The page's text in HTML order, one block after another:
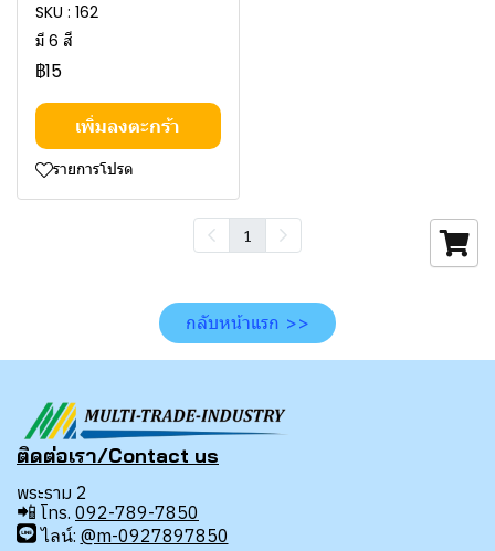
SKU : 162
มี 6 สี
฿15
เพิ่มลงตะกร้า
รายการโปรด
1
กลับหน้าแรก >>
ติดต่อเรา/Contact us
พระราม 2
📲 โทร. 092-789-7850
ไลน์: @m-0927897850